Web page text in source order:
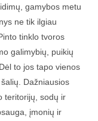
gamybos metu
ne tik ilgiau
tinklo tvoros
galimybių, puikių
to jos tapo vienos
Dažniausios
teritorijų, sodų ir
įmonių ir